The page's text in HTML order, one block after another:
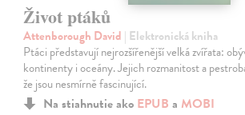
Život ptáků
Attenborough David | Elektronická kniha
Ptáci představují nejrozšířenější velká zvířata:
kontinenty i oceány. Jejich rozmanitost a
že jsou nesmírně fascinující.
Na stiahnutie ako EPUB a MOBI